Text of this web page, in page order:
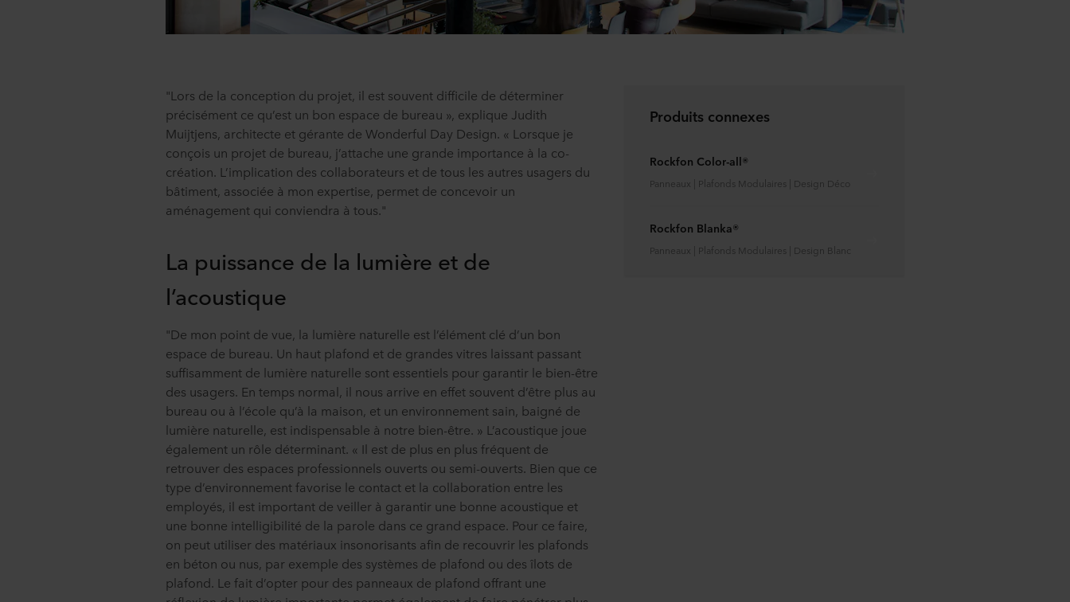
"Lors de la conception du projet, il est souvent difficile de déterminer
précisément ce qu’est un bon espace de bureau », explique Judith
Muijtjens, architecte et gérante de Wonderful Day Design. « Lorsque je
conçois un projet de bureau, j’attache une grande importance à la co-
création. L’implication des collaborateurs et de tous les autres usagers du
bâtiment, associée à mon expertise, permet de concevoir un
aménagement qui conviendra à tous."
La puissance de la lumière et de
l’acoustique
"De mon point de vue, la lumière naturelle est l’élément clé d’un bon
espace de bureau. Un haut plafond et de grandes vitres laissant passant
suffisamment de lumière naturelle sont essentiels pour garantir le bien-être
des usagers. En temps normal, il nous arrive en effet souvent d’être plus au
bureau ou à l’école qu’à la maison, et un environnement sain, baigné de
lumière naturelle, est indispensable à notre bien-être. » L’acoustique joue
également un rôle déterminant. « Il est de plus en plus fréquent de
retrouver des espaces professionnels ouverts ou semi-ouverts. Bien que ce
type d’environnement favorise le contact et la collaboration entre les
employés, il est important de veiller à garantir une bonne acoustique et
une bonne intelligibilité de la parole dans ce grand espace. Pour ce faire,
on peut utiliser des matériaux insonorisants afin de recouvrir les plafonds
en béton ou nus, par exemple des systèmes de plafond ou des îlots de
plafond. Le fait d’opter pour des panneaux de plafond offrant une
Produits connexes
Rockfon Color-all®
Panneaux | Plafonds Modulaires | Design Déco
Rockfon Blanka®
Panneaux | Plafonds Modulaires | Design Blanc